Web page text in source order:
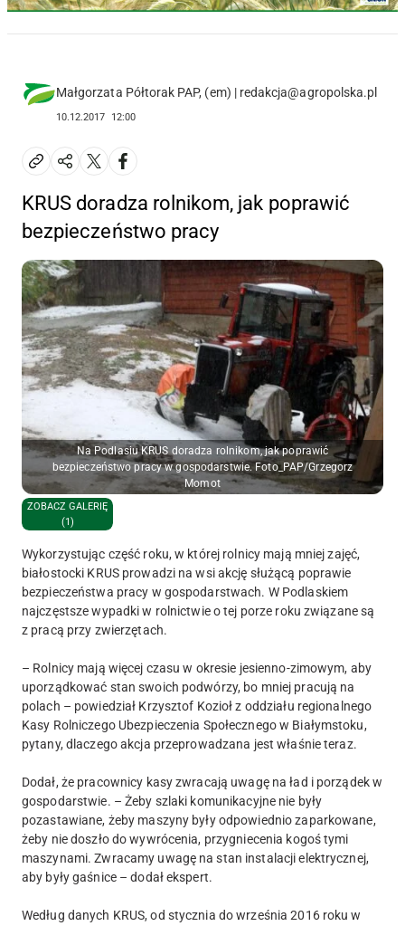
Małgorzata Półtorak PAP, (em) | redakcja@agropolska.pl
10.12.2017 12:00
KRUS doradza rolnikom, jak poprawić
bezpieczeństwo pracy
Na Podlasiu KRUS doradza rolnikom, jak poprawić
bezpieczeństwo pracy w gospodarstwie. Foto_PAP/Grzegorz
Momot
ZOBACZ GALERIĘ
(1)
Wykorzystując część roku, w której rolnicy mają mniej zajęć,
białostocki KRUS prowadzi na wsi akcję służącą poprawie
bezpieczeństwa pracy w gospodarstwach. W Podlaskiem
najczęstsze wypadki w rolnictwie o tej porze roku związane są
z pracą przy zwierzętach.
– Rolnicy mają więcej czasu w okresie jesienno-zimowym, aby
uporządkować stan swoich podwórzy, bo mniej pracują na
polach – powiedział Krzysztof Kozioł z oddziału regionalnego
Kasy Rolniczego Ubezpieczenia Społecznego w Białymstoku,
pytany, dlaczego akcja przeprowadzana jest właśnie teraz.
Dodał, że pracownicy kasy zwracają uwagę na ład i porządek w
gospodarstwie. – Żeby szlaki komunikacyjne nie były
pozastawiane, żeby maszyny były odpowiednio zaparkowane,
żeby nie doszło do wywrócenia, przygniecenia kogoś tymi
maszynami. Zwracamy uwagę na stan instalacji elektrycznej,
aby były gaśnice – dodał ekspert.
Według danych KRUS, od stycznia do września 2016 roku w